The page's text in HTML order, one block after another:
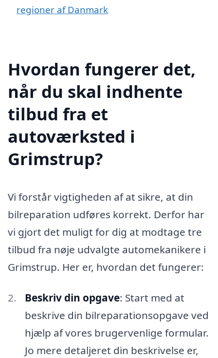
regioner af Danmark
Hvordan fungerer det,
når du skal indhente
tilbud fra et
autoværksted i
Grimstrup?
Vi forstår vigtigheden af at sikre, at din
bilreparation udføres korrekt. Derfor har
vi gjort det muligt for dig at modtage tre
tilbud fra nøje udvalgte automekanikere i
Grimstrup. Her er, hvordan det fungerer:
Beskriv din opgave: Start med at
beskrive din bilreparationsopgave ved
hjælp af vores brugervenlige formular.
Jo mere detaljeret din beskrivelse er,